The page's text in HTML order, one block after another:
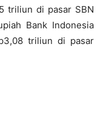
triliun di pasar SBN
Bank Indonesia
triliun di pasar